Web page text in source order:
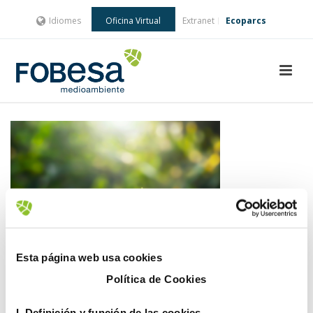
Esta página web usa cookies
Política de Cookies
Idiomes Oficina Virtual Extranet Ecoparcs